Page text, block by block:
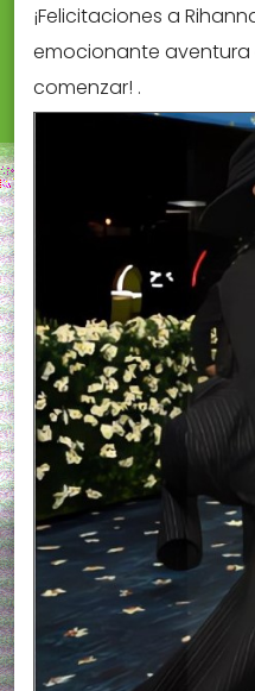
¡Felicitaciones a
emocionante
comenzar! .